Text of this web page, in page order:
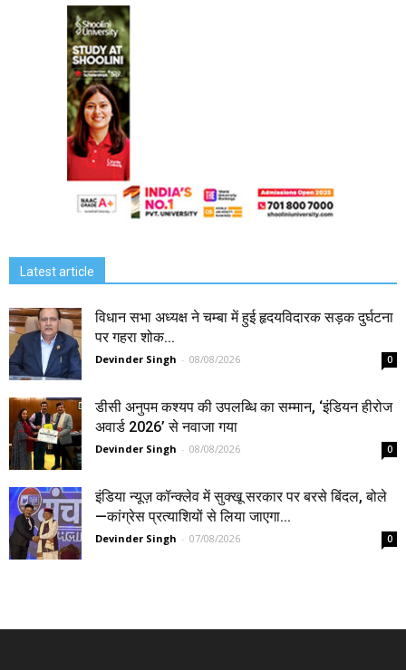
Latest article
विधान सभा अध्यक्ष ने चम्बा में हुई हृदयविदारक सड़क दुर्घटना
पर गहरा शोक...
Devinder Singh - 08/08/2026 0
डीसी अनुपम कश्यप की उपलब्धि का सम्मान, ‘इंडियन हीरोज
अवार्ड 2026’ से नवाजा गया
Devinder Singh - 08/08/2026 0
इंडिया न्यूज़ कॉन्क्लेव में सुक्खू सरकार पर बरसे बिंदल, बोले
—कांग्रेस प्रत्याशियों से लिया जाएगा...
Devinder Singh - 07/08/2026 0